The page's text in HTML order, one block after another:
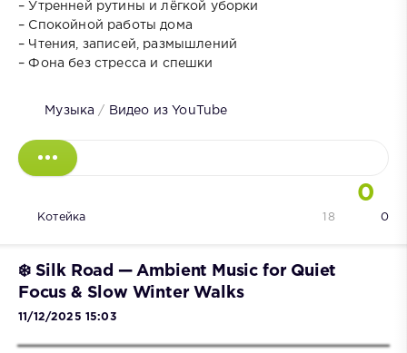
– Утренней рутины и лёгкой уборки
– Спокойной работы дома
– Чтения, записей, размышлений
– Фона без стресса и спешки
Музыка / Видео из YouTube
0
Котейка 0
18
❄️ Silk Road — Ambient Music for Quiet
Focus & Slow Winter Walks
11/12/2025 15:03